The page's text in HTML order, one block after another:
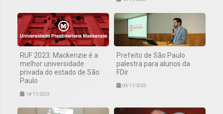
RUF 2023: Mackenzie é a
melhor universidade
privada do estado de São
Paulo
14/11/2023
Prefeito de São Paulo
palestra para alunos da
FDir
09/11/2023